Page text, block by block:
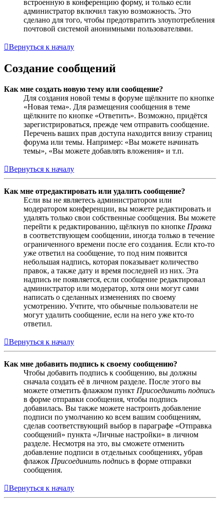
встроенную в конференцию форму, и только если
администратор включил такую возможность. Это
сделано для того, чтобы предотвратить злоупотребления
почтовой системой анонимными пользователями.
Вернуться к началу
Создание сообщений
Как мне создать новую тему или сообщение?
Для создания новой темы в форуме щёлкните по кнопке
«Новая тема». Для размещения сообщения в теме
щёлкните по кнопке «Ответить». Возможно, придётся
зарегистрироваться, прежде чем отправить сообщение.
Перечень ваших прав доступа находится внизу страниц
форума или темы. Например: «Вы можете начинать
темы», «Вы можете добавлять вложения» и т.п.
Вернуться к началу
Как мне отредактировать или удалить сообщение?
Если вы не являетесь администратором или
модератором конференции, вы можете редактировать и
удалять только свои собственные сообщения. Вы можете
перейти к редактированию, щёлкнув по кнопке Правка
в соответствующем сообщении, иногда только в течение
ограниченного времени после его создания. Если кто-то
уже ответил на сообщение, то под ним появится
небольшая надпись, которая показывает количество
правок, а также дату и время последней из них. Эта
надпись не появляется, если сообщение редактировал
администратор или модератор, хотя они могут сами
написать о сделанных изменениях по своему
усмотрению. Учтите, что обычные пользователи не
могут удалить сообщение, если на него уже кто-то
ответил.
Вернуться к началу
Как мне добавить подпись к своему сообщению?
Чтобы добавить подпись к сообщению, вы должны
сначала создать её в личном разделе. После этого вы
можете отметить флажком пункт Присоединить подпись
в форме отправки сообщения, чтобы подпись
добавилась. Вы также можете настроить добавление
подписи по умолчанию ко всем вашим сообщениям,
сделав соответствующий выбор в параграфе «Отправка
сообщений» пункта «Личные настройки» в личном
разделе. Несмотря на это, вы сможете отменить
добавление подписи в отдельных сообщениях, убрав
флажок Присоединить подпись в форме отправки
сообщения.
Вернуться к началу